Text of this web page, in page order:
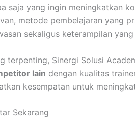
saja yang ingin meningkatkan
metode pembelajaran yang
sekaligus keterampilan
terpenting, Sinergi Solusi
lain dengan kualitas
kesempatan untuk
Sekarang